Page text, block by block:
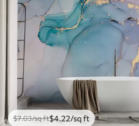
$7.03/sq ft$4 .22/sq ft